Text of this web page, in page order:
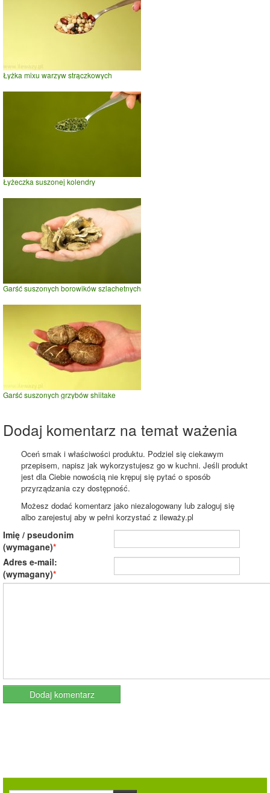
Łyżka mixu warzyw strączkowych
Łyżeczka suszonej kolendry
Garść suszonych borowików szlachetnych
Garść suszonych grzybów shiitake
Dodaj komentarz na temat ważenia
Oceń smak i właściwości produktu. Podziel się ciekawym
przepisem, napisz jak wykorzystujesz go w kuchni. Jeśli produkt
jest dla Ciebie nowością nie krępuj się pytać o sposób
przyrządzania czy dostępność.
Możesz dodać komentarz jako niezalogowany lub zaloguj się
albo zarejestuj aby w pełni korzystać z ileważy.pl
Imię / pseudonim
(wymagane)
Adres e-mail:
(wymagany)